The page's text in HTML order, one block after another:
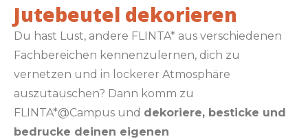
Jutebeutel dekorieren
Du hast Lust, andere FLINTA* aus verschiedenen
Fachbereichen kennenzulernen, dich zu
vernetzen und in lockerer Atmosphäre
auszutauschen? Dann komm zu
FLINTA*@Campus und dekoriere, besticke und
bedrucke deinen eigenen